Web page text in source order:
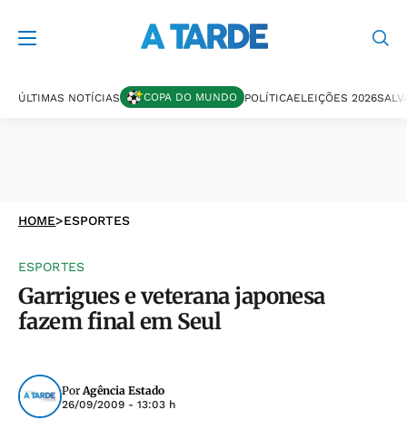
ÚLTIMAS NOTÍCIAS COPA DO MUNDO POLÍTICAELEIÇÕES 2026
HOME>ESPORTES
ESPORTES
Garrigues e veterana japonesa
fazem final em Seul
PorAgência Estado
26/09/2009 - 13:03 h